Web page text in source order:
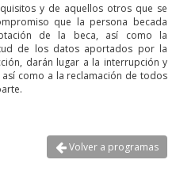
y de aquellos otros que se
que la persona becada
de la beca, así como la
de los datos aportados por la
darán lugar a la interrupción y
como a la reclamación de todos
Volver a programas